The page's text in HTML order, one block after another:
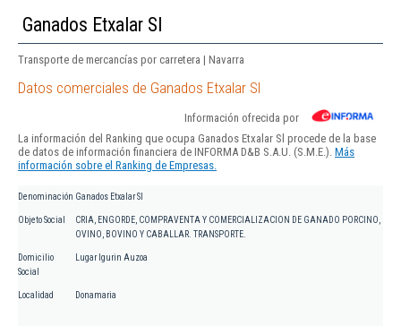
Ganados Etxalar Sl
Transporte de mercancías por carretera | Navarra
Datos comerciales de Ganados Etxalar Sl
Información ofrecida por
La información del Ranking que ocupa Ganados Etxalar Sl procede de la base
de datos de información financiera de INFORMA D&B S.A.U. (S.M.E.). Más
información sobre el Ranking de Empresas.
Denominación Ganados Etxalar Sl
Objeto Social
CRIA, ENGORDE, COMPRAVENTA Y COMERCIALIZACION DE GANADO PORCINO,
OVINO, BOVINO Y CABALLAR. TRANSPORTE.
Domicilio
Social
Lugar Igurin Auzoa
Localidad Donamaria